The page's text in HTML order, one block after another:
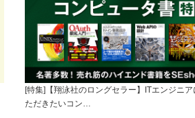
[特集]【翔泳社のロングセラー】ITエンジニ
ただきたいコン…